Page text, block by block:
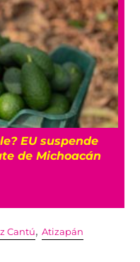
EU suspende
de Michoacán
Cantú,Atizapán